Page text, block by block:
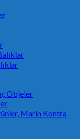
Objeler
Marin Kontra